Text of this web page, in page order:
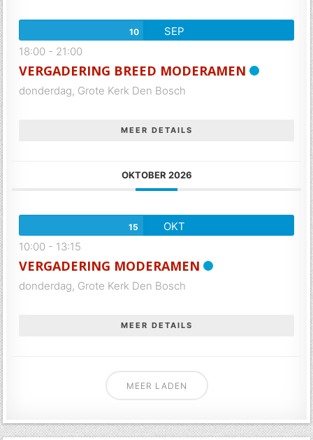
10
SEP
18:00 - 21:00
VERGADERING BREED MODERAMEN
donderdag, Grote Kerk Den Bosch
MEER DETAILS
OKTOBER 2026
15
OKT
10:00 - 13:15
VERGADERING MODERAMEN
donderdag, Grote Kerk Den Bosch
MEER DETAILS
MEER LADEN